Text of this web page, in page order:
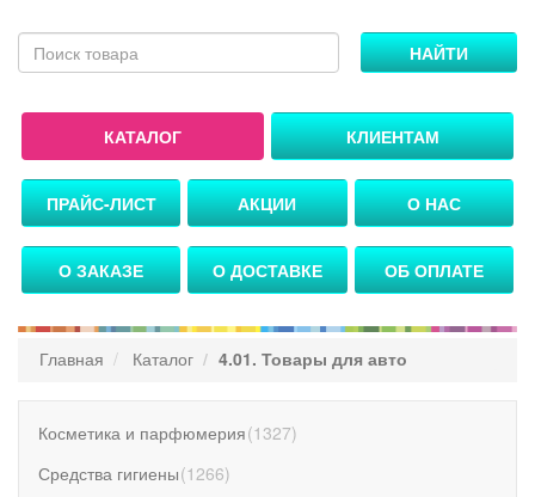
НАЙТИ
КАТАЛОГ КЛИЕНТАМ
ПРАЙС-ЛИСТ АКЦИИ О НАС
О ЗАКАЗЕ О ДОСТАВКЕ ОБ ОПЛАТЕ
Главная Каталог 4.01. Товары для авто
Косметика и парфюмерия(1327)
Средства гигиены(1266)